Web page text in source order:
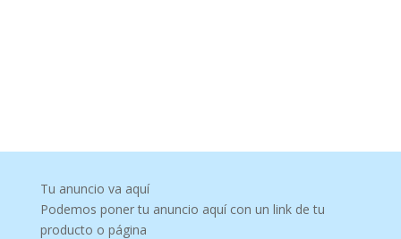
Tu anuncio va aquí
Podemos poner tu anuncio aquí con un link de tu
producto o página